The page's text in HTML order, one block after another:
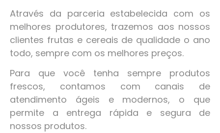
Através da parceria estabelecida com os
melhores produtores, trazemos aos nossos
clientes frutas e cereais de qualidade o ano
todo, sempre com os melhores preços.
Para que você tenha sempre produtos
frescos, contamos com canais de
atendimento ágeis e modernos, o que
permite a entrega rápida e segura de
nossos produtos.